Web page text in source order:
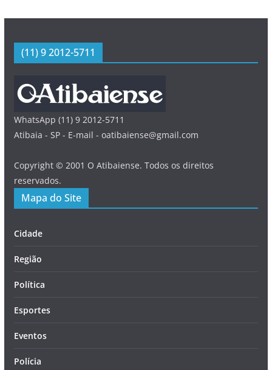
(11) 9 2012-5711
WhatsApp (11) 9 2012-5711
Atibaia - SP - E-mail - oatibaiense@gmail.com
Copyright © 2001 O Atibaiense. Todos os direitos
reservados.
Mapa do Site
Cidade
Região
Política
Esportes
Eventos
Polícia